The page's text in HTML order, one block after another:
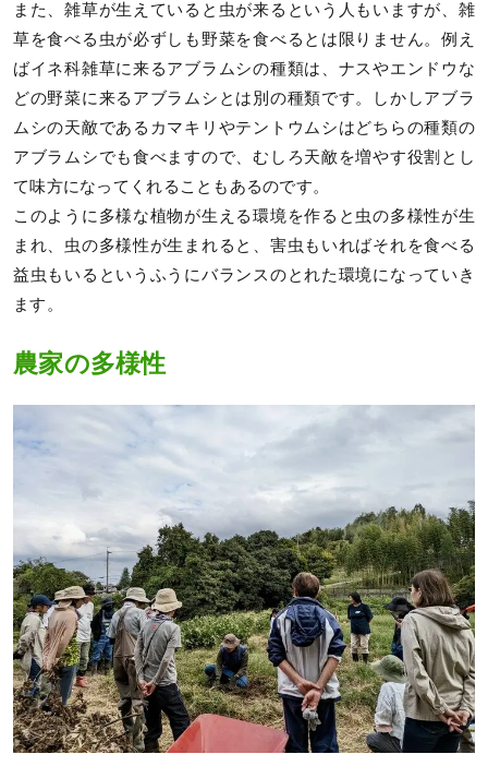
また、雑草が生えていると虫が来るという人もいますが、雑
草を食べる虫が必ずしも野菜を食べるとは限りません。例え
ばイネ科雑草に来るアブラムシの種類は、ナスやエンドウな
どの野菜に来るアブラムシとは別の種類です。しかしアブラ
ムシの天敵であるカマキリやテントウムシはどちらの種類の
アブラムシでも食べますので、むしろ天敵を増やす役割とし
て味方になってくれることもあるのです。
このように多様な植物が生える環境を作ると虫の多様性が生
まれ、虫の多様性が生まれると、害虫もいればそれを食べる
益虫もいるというふうにバランスのとれた環境になっていき
ます。
農家の多様性